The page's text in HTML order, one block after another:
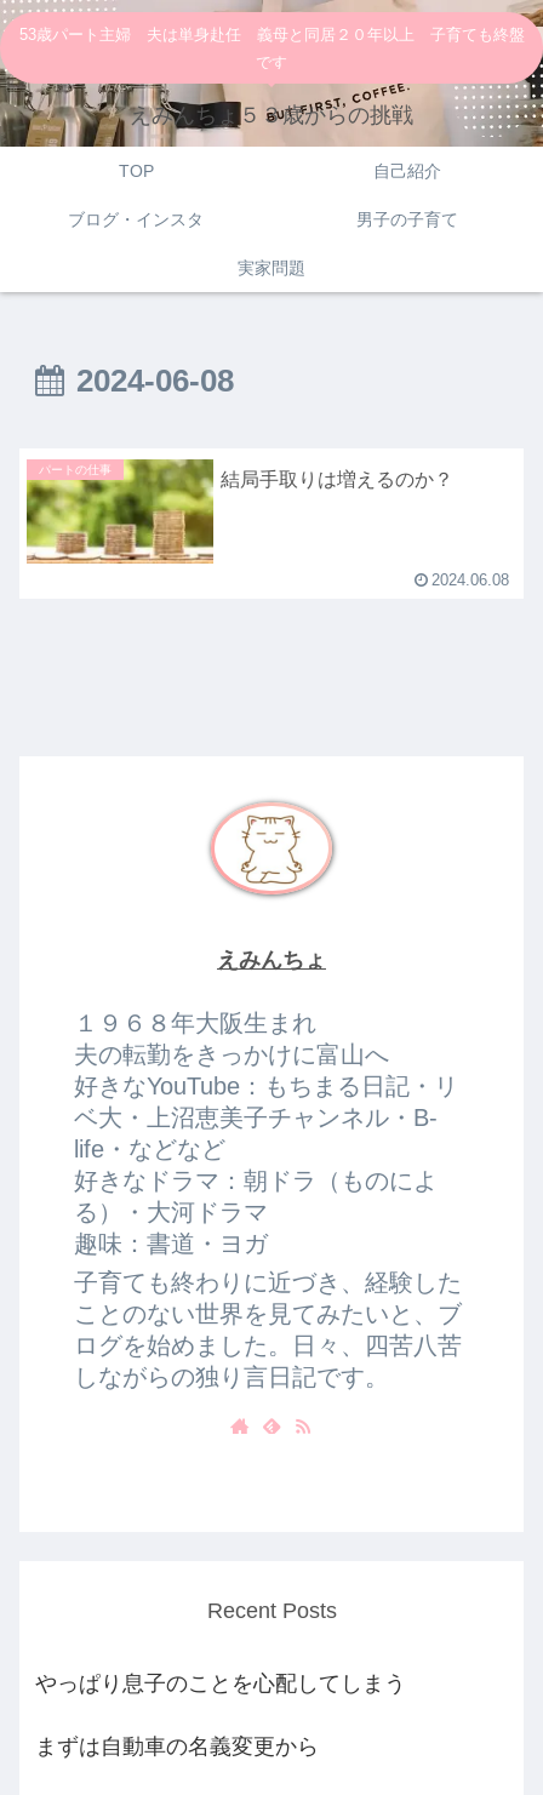
53歳パート主婦 夫は単身赴任 義母と同居２０年以上 子育ても終盤
です
えみんちょ５３歳からの挑戦
TOP 自己紹介
ブログ・インスタ 男子の子育て
実家問題
2024-06-08
パートの仕事 結局手取りは増えるのか？
2024.06.08
えみんちょ
１９６８年大阪生まれ
夫の転勤をきっかけに富山へ
好きなYouTube：もちまる日記・リ
ベ大・上沼恵美子チャンネル・B-
life・などなど
好きなドラマ：朝ドラ（ものによ
る）・大河ドラマ
趣味：書道・ヨガ
子育ても終わりに近づき、経験した
ことのない世界を見てみたいと、ブ
ログを始めました。日々、四苦八苦
しながらの独り言日記です。
Recent Posts
やっぱり息子のことを心配してしまう
まずは自動車の名義変更から